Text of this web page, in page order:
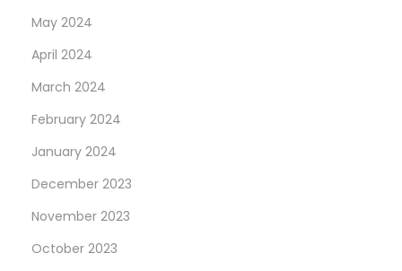
May 2024
April 2024
March 2024
February 2024
January 2024
December 2023
November 2023
October 2023